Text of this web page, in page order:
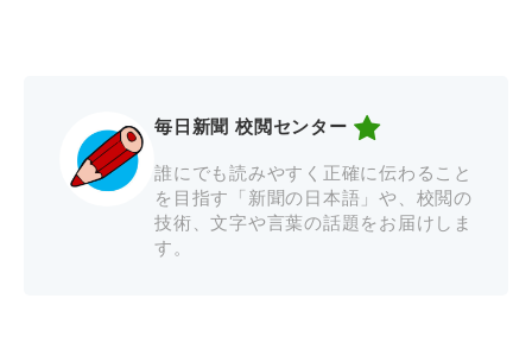
毎日新聞 校閲センター
誰にでも読みやすく正確に伝わること
を目指す「新聞の日本語」や、校閲の
技術、文字や言葉の話題をお届けしま
す。